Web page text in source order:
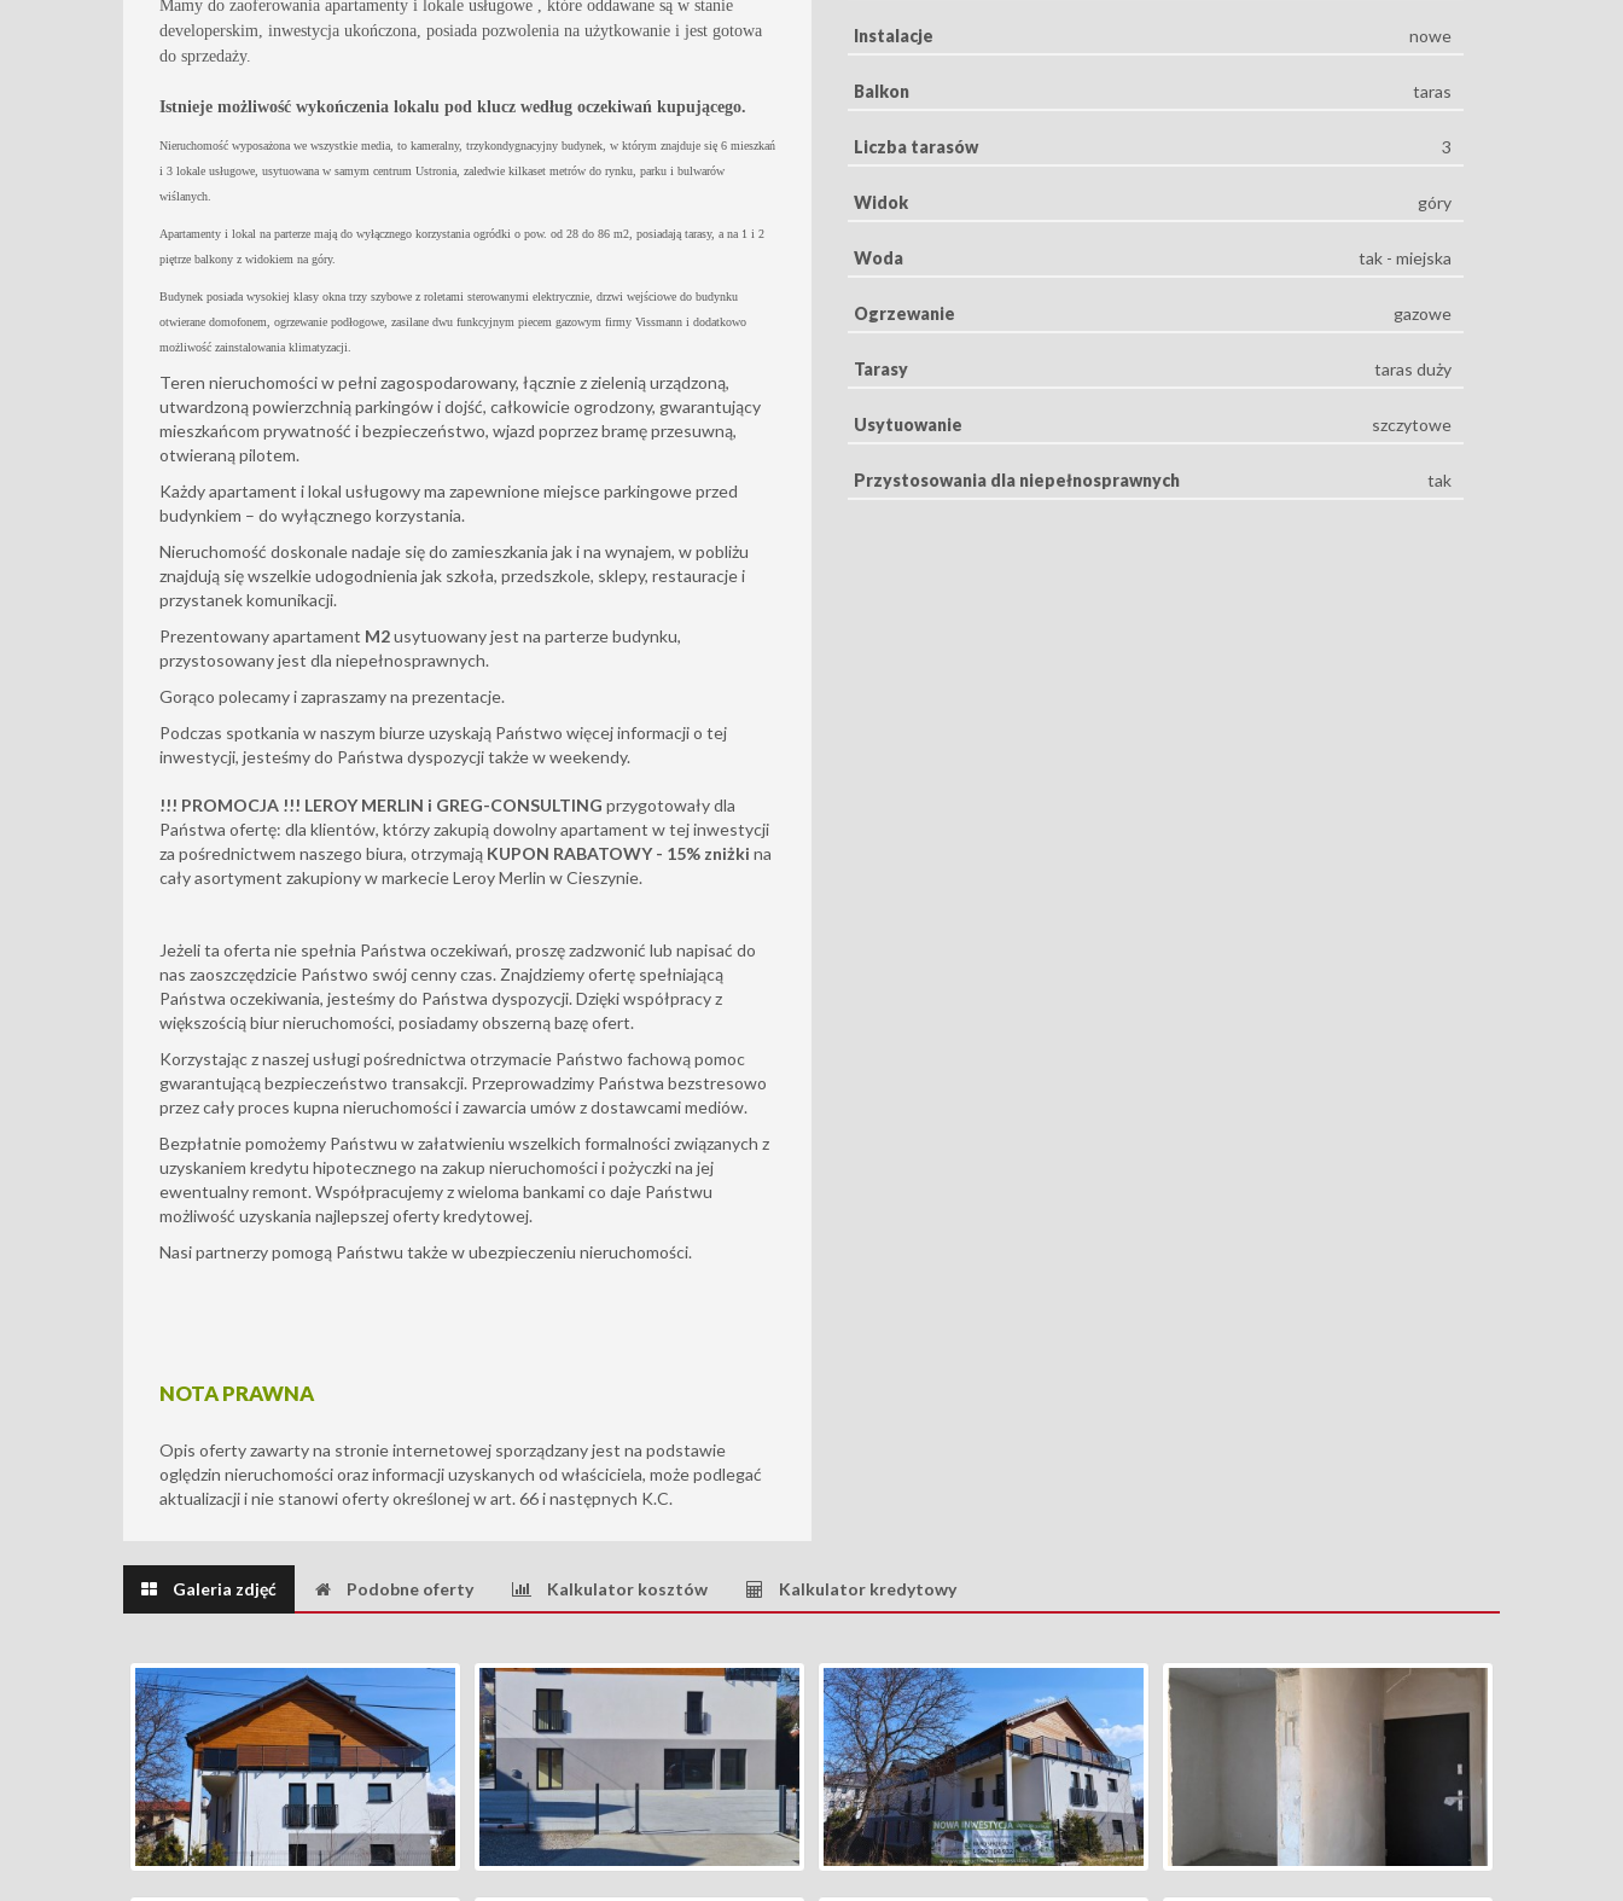
Mamy do zaoferowania apartamenty i lokale usługowe , które oddawane są w stanie
developerskim, inwestycja ukończona, posiada pozwolenia na użytkowanie i jest gotowa
do sprzedaży.
Istnieje możliwość wykończenia lokalu pod klucz według oczekiwań kupującego.
Nieruchomość wyposażona we wszystkie media, to kameralny, trzykondygnacyjny budynek, w którym znajduje się 6 mieszkań
i 3 lokale usługowe, usytuowana w samym centrum Ustronia, zaledwie kilkaset metrów do rynku, parku i bulwarów
wiślanych.
Apartamenty i lokal na parterze mają do wyłącznego korzystania ogródki o pow. od 28 do 86 m2, posiadają tarasy, a na 1 i 2
piętrze balkony z widokiem na góry.
Budynek posiada wysokiej klasy okna trzy szybowe z roletami sterowanymi elektrycznie, drzwi wejściowe do budynku
otwierane domofonem, ogrzewanie podłogowe, zasilane dwu funkcyjnym piecem gazowym firmy Vissmann i dodatkowo
możliwość zainstalowania klimatyzacji.
Teren nieruchomości w pełni zagospodarowany, łącznie z zielenią urządzoną,
utwardzoną powierzchnią parkingów i dojść, całkowicie ogrodzony, gwarantujący
mieszkańcom prywatność i bezpieczeństwo, wjazd poprzez bramę przesuwną,
otwieraną pilotem.
Każdy apartament i lokal usługowy ma zapewnione miejsce parkingowe przed
budynkiem – do wyłącznego korzystania.
Nieruchomość doskonale nadaje się do zamieszkania jak i na wynajem, w pobliżu
znajdują się wszelkie udogodnienia jak szkoła, przedszkole, sklepy, restauracje i
przystanek komunikacji.
Prezentowany apartament M2usytuowany jest na parterze budynku,
przystosowany jest dla niepełnosprawnych.
Gorąco polecamy i zapraszamy na prezentacje.
Podczas spotkania w naszym biurze uzyskają Państwo więcej informacji o tej
inwestycji, jesteśmy do Państwa dyspozycji także w weekendy.
!!! PROMOCJA !!! LEROY MERLIN i GREG-CONSULTING przygotowały dla
Państwa ofertę: dla klientów, którzy zakupią dowolny apartament w tej inwestycji
za pośrednictwem naszego biura, otrzymają KUPON RABATOWY - 15% zniżki na
cały asortyment zakupiony w markecie Leroy Merlin w Cieszynie.
Jeżeli ta oferta nie spełnia Państwa oczekiwań, proszę zadzwonić lub napisać do
nas zaoszczędzicie Państwo swój cenny czas. Znajdziemy ofertę spełniającą
Państwa oczekiwania, jesteśmy do Państwa dyspozycji. Dzięki współpracy z
większością biur nieruchomości, posiadamy obszerną bazę ofert.
Korzystając z naszej usługi pośrednictwa otrzymacie Państwo fachową pomoc
gwarantującą bezpieczeństwo transakcji. Przeprowadzimy Państwa bezstresowo
przez cały proces kupna nieruchomości i zawarcia umów z dostawcami mediów.
Bezpłatnie pomożemy Państwu w załatwieniu wszelkich formalności związanych z
uzyskaniem kredytu hipotecznego na zakup nieruchomości i pożyczki na jej
ewentualny remont. Współpracujemy z wieloma bankami co daje Państwu
możliwość uzyskania najlepszej oferty kredytowej.
Nasi partnerzy pomogą Państwu także w ubezpieczeniu nieruchomości.
NOTA PRAWNA
Opis oferty zawarty na stronie internetowej sporządzany jest na podstawie
oględzin nieruchomości oraz informacji uzyskanych od właściciela, może podlegać
aktualizacji i nie stanowi oferty określonej w art. 66 i następnych K.C.
Instalacje nowe
Balkon taras
Liczba tarasów 3
Widok góry
Woda tak - miejska
Ogrzewanie gazowe
Tarasy taras duży
Usytuowanie szczytowe
Przystosowania dla niepełnosprawnych tak
Galeria zdjęć Podobne oferty Kalkulator kosztów Kalkulator kredytowy